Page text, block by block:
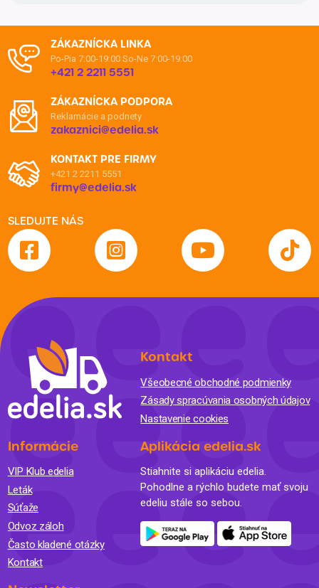
ZÁKAZNÍCKA LINKA
Po-Pia 7:00-19:00 So-Ne 7:00-19:00
+421 2 2211 5551
ZÁKAZNÍCKA PODPORA
Reklamácie a podnety
zakaznici@edelia.sk
KONTAKT PRE FIRMY
+421 2 2211 5551
firmy@edelia.sk
SLEDUJTE NÁS
Kontakt
Všeobecné obchodné podmienky
Zásady spracúvania osobných údajov
Nastavenie cookies
Informácie
VIP Klub edelia
Leták
Súťaže
Odvoz záloh
Často kladené otázky
Kontakt
Aplikácia edelia.sk
Stiahnite si aplikáciu edelia.
Pohodlne a rýchlo budete mať svoju
edeliu stále so sebou.